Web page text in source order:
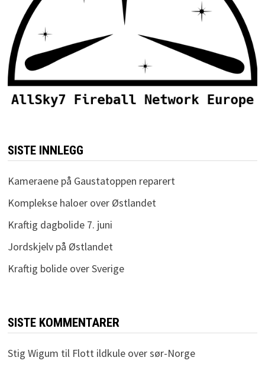
SISTE INNLEGG
Kameraene på Gaustatoppen reparert
Komplekse haloer over Østlandet
Kraftig dagbolide 7. juni
Jordskjelv på Østlandet
Kraftig bolide over Sverige
SISTE KOMMENTARER
Stig Wigum til Flott ildkule over sør-Norge